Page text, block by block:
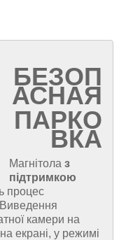
БЕЗОП
АСНАЯ
ПАРКО
ВКА
Магнітола з
підтримкою
процес
камери на
на екрані, у режимі